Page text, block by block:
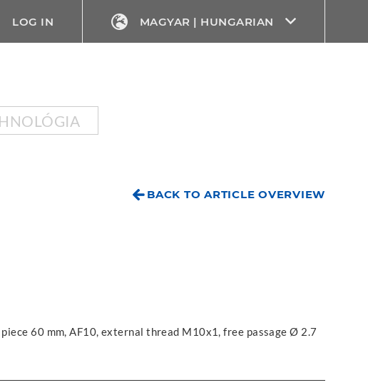
LOG IN MAGYAR | HUNGARIAN
BACK TO ARTICLE OVERVIEW
60 mm, AF10, external thread M10x1, free passage Ø 2.7